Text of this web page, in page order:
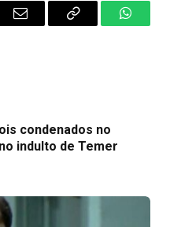
Email
Copy
condenados no
indulto de Temer